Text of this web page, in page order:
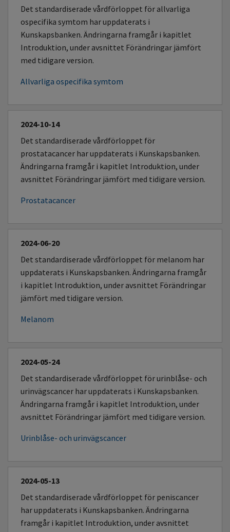
Det standardiserade vårdförloppet för allvarliga
ospecifika symtom har uppdaterats i
Kunskapsbanken. Ändringarna framgår i kapitlet
Introduktion, under avsnittet Förändringar jämfört
med tidigare version.
Allvarliga ospecifika symtom
2024-10-14
Det standardiserade vårdförloppet för
prostatacancer har uppdaterats i Kunskapsbanken.
Ändringarna framgår i kapitlet Introduktion, under
avsnittet Förändringar jämfört med tidigare version.
Prostatacancer
2024-06-20
Det standardiserade vårdförloppet för melanom har
uppdaterats i Kunskapsbanken. Ändringarna framgår
i kapitlet Introduktion, under avsnittet Förändringar
jämfört med tidigare version.
Melanom
2024-05-24
Det standardiserade vårdförloppet för urinblåse- och
urinvägscancer har uppdaterats i Kunskapsbanken.
Ändringarna framgår i kapitlet Introduktion, under
avsnittet Förändringar jämfört med tidigare version.
Urinblåse- och urinvägscancer
2024-05-13
Det standardiserade vårdförloppet för peniscancer
har uppdaterats i Kunskapsbanken. Ändringarna
framgår i kapitlet Introduktion, under avsnittet